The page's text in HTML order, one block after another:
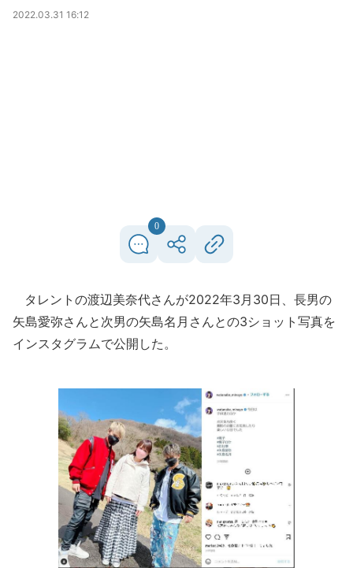
2022.03.31 16:12
0
タレントの渡辺美奈代さんが2022年3月30日、長男の
矢島愛弥さんと次男の矢島名月さんとの3ショット写真を
インスタグラムで公開した。